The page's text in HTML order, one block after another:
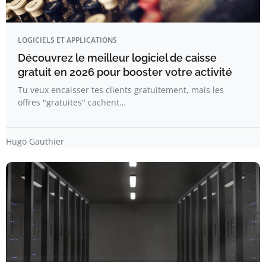
LOGICIELS ET APPLICATIONS
Découvrez le meilleur logiciel de caisse
gratuit en 2026 pour booster votre activité
Tu veux encaisser tes clients gratuitement, mais les
offres "gratuites" cachent…
Hugo Gauthier